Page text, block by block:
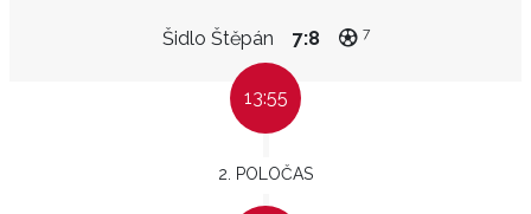
Šidlo Štěpán 7:8 7
13:55
2. POLOČAS